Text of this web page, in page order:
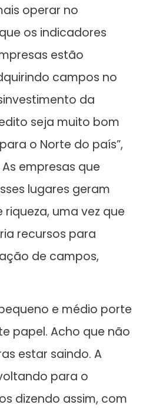
operar no
os indicadores
estão
campos no
da
seja muito bom
o Norte do país”,
empresas que
lugares geram
uma vez que
recursos para
de campos,
e médio porte
papel. Acho que não
estar saindo. A
para o
dizendo assim, com